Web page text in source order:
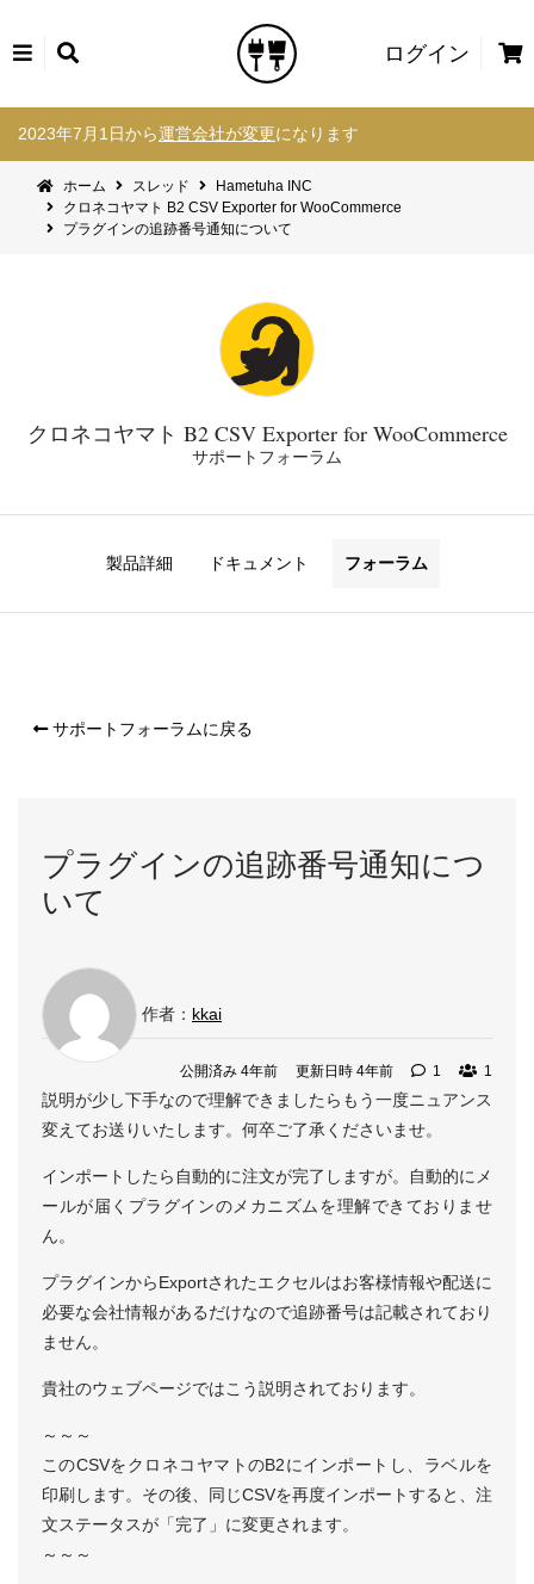
ログイン
カ
2023年7月1日から運営会社が変更になります
ホーム スレッド
Hametuha INC
クロネコヤマト B2 CSV Exporter for WooCommerce
プラグインの追跡番号通知について
クロネコヤマト B2 CSV Exporter for WooCommerce
サポートフォーラム
製品詳細 ドキュメント フォーラム
サポートフォーラムに戻る
プラグインの追跡番号通知につ
いて
作者： kkai
公開済み 4年前 更新日時 4年前 1 1
説明が少し下手なので理解できましたらもう一度ニュアンス
変えてお送りいたします。何卒ご了承くださいませ。
インポートしたら自動的に注文が完了しますが。自動的にメ
ールが届くプラグインのメカニズムを理解できておりませ
ん。
プラグインからExportされたエクセルはお客様情報や配送に
必要な会社情報があるだけなので追跡番号は記載されており
ません。
貴社のウェブページではこう説明されております。
～～～
このCSVをクロネコヤマトのB2にインポートし、ラベルを
印刷します。その後、同じCSVを再度インポートすると、注
文ステータスが「完了」に変更されます。
～～～